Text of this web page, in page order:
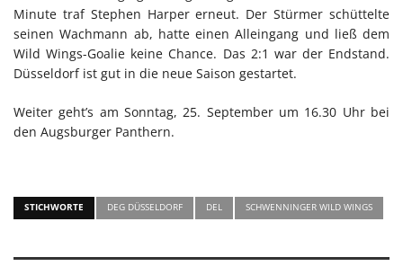
Minute traf Stephen Harper erneut. Der Stürmer schüttelte
seinen Wachmann ab, hatte einen Alleingang und ließ dem
Wild Wings-Goalie keine Chance. Das 2:1 war der Endstand.
Düsseldorf ist gut in die neue Saison gestartet.
Weiter geht’s am Sonntag, 25. September um 16.30 Uhr bei
den Augsburger Panthern.
STICHWORTE DEG DÜSSELDORF DEL SCHWENNINGER WILD WINGS